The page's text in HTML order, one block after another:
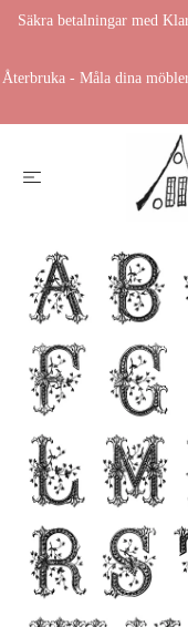
Säkra betalningar med
Återbruka - Måla dina